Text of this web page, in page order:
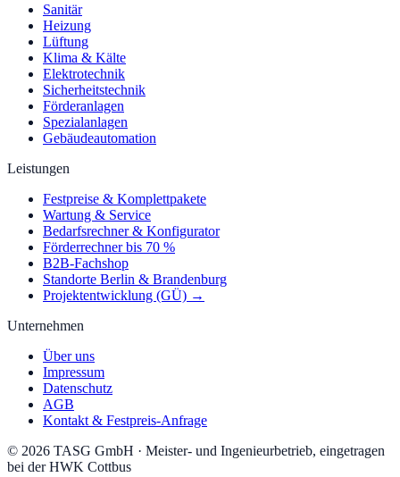
Sanitär
Heizung
Lüftung
Klima & Kälte
Elektrotechnik
Sicherheitstechnik
Förderanlagen
Spezialanlagen
Gebäudeautomation
Leistungen
Festpreise & Komplettpakete
Wartung & Service
Bedarfsrechner & Konfigurator
Förderrechner bis 70 %
B2B-Fachshop
Standorte Berlin & Brandenburg
Projektentwicklung (GÜ) →
Unternehmen
Über uns
Impressum
Datenschutz
AGB
Kontakt & Festpreis-Anfrage
© 2026 TASG GmbH · Meister- und Ingenieurbetrieb, eingetragen
bei der HWK Cottbus